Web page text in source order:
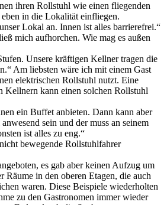
ihren Rollstuhl wie einen fliegenden
in die Lokalität einfliegen.
Lokal an. Innen ist alles barrierefrei.“
mich aufhorchen. Wie mag es außen
Unsere kräftigen Kellner tragen die
Am liebsten wäre ich mit einem Gast
elektrischen Rollstuhl nutzt. Eine
Kellnern kann einen solchen Rollstuhl
ein Buffet anbieten. Dann kann aber
sein und der muss an seinem
ist alles zu eng.“
bewegende Rollstuhlfahrer
es gab aber keinen Aufzug um
Räume in den oberen Etagen, die auch
waren. Diese Beispiele wiederholten
zu den Gastronomen immer wieder